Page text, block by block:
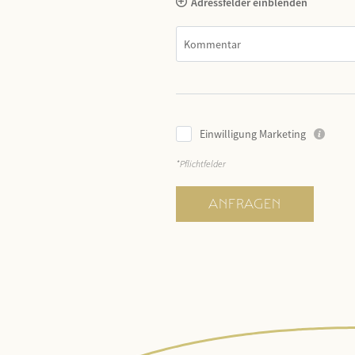
WOHNEN
Zimmer & Suiten
& Wissenswertes
Last minute
Anfragen
Buchen
Kommentar
Einwilligung Marketing
*Pflichtfelder
ANFRAGEN